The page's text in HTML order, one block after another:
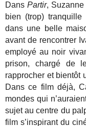
Dans Partir,
bien (trop)
dans une belle
avant de rencontrer
employé au noir
prison, chargé de
rapprocher et bientôt
Dans ce film déjà,
mondes qui
sujet au centre du
film s’inspirant du